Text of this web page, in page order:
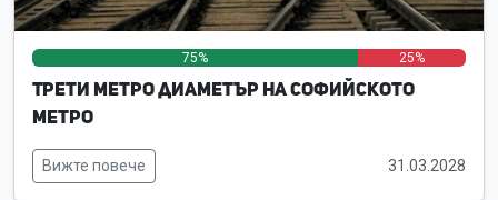
75% 25%
Трети метро диаметър на Софийското
метро
Вижте повече 31.03.2028